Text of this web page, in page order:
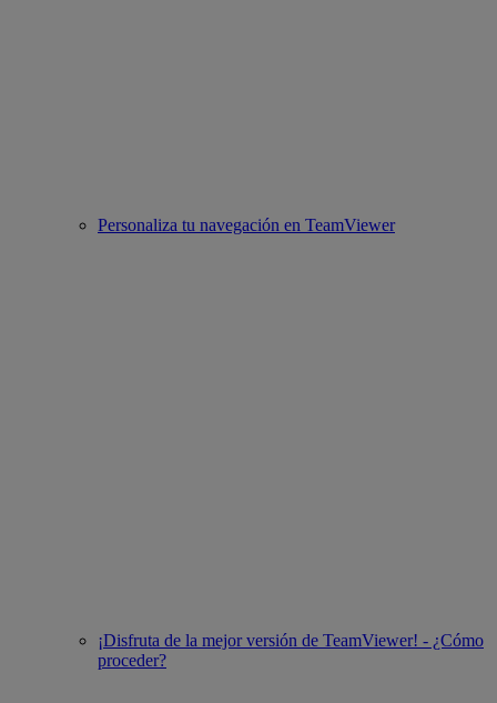
Personaliza tu navegación en TeamViewer
¡Disfruta de la mejor versión de TeamViewer! - ¿Cómo
proceder?